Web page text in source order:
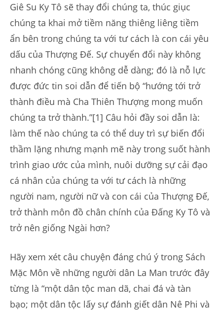
Giê Su Ky Tô sẽ thay đổi chúng ta, thúc giục
chúng ta khai mở tiềm năng thiêng liêng tiềm
ẩn bên trong chúng ta với tư cách là con cái yêu
dấu của Thượng Đế. Sự chuyển đổi này không
nhanh chóng cũng không dễ dàng; đó là nỗ lực
được đức tin soi dẫn để tiến bộ “hướng tới trở
thành điều mà Cha Thiên Thượng mong muốn
chúng ta trở thành.”[1] Câu hỏi đầy soi dẫn là:
làm thế nào chúng ta có thể duy trì sự biến đổi
thầm lặng nhưng mạnh mẽ này trong suốt hành
trình giao ước của mình, nuôi dưỡng sự cải đạo
cá nhân của chúng ta với tư cách là những
người nam, người nữ và con cái của Thượng Đế,
trở thành môn đồ chân chính của Đấng Ky Tô và
trở nên giống Ngài hơn?
Hãy xem xét câu chuyện đáng chú ý trong Sách
Mặc Môn về những người dân La Man trước đây
từng là “một dân tộc man dã, chai đá và tàn
bạo; một dân tộc lấy sự đánh giết dân Nê Phi và